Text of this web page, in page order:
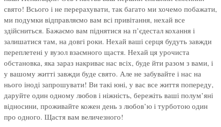
свято! Всього і не перерахувати, так багато ми хочемо побажати,
ми подумки відправляємо вам всі привітання, нехай все
здійсниться. Бажаємо вам піднятися на п’єдестал кохання і
залишатися там, на довгі роки. Нехай ваші серця будуть завжди
переплетені у вузол взаємного щастя. Нехай ця урочиста
обстановка, яка зараз накриває нас всіх, буде йти разом з вами, і
у вашому житті завжди буде свято. Але не забувайте і нас на
нього іноді запрошувати! Ви такі юні, у вас все життя попереду,
даруйте один одному любов і ніжність, бережіть ваші полум’яні
відносини, проживайте кожен день з любов’ю і турботою один
про одного. Щастя вам величезного!